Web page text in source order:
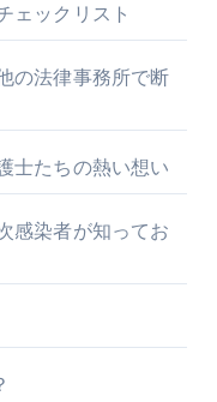
ェックリスト
の法律事務所で断
士たちの熱い想い
感染者が知ってお